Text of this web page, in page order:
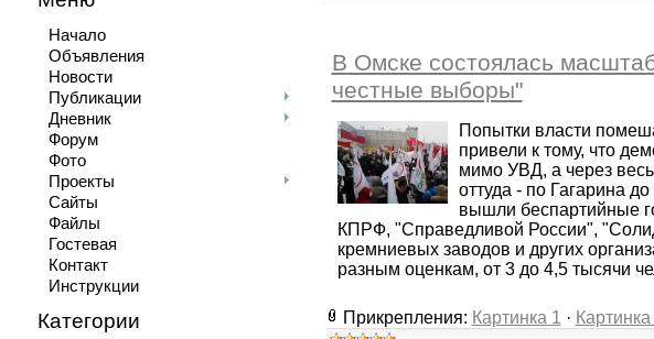
Начало
Объявления
Новости
Публикации
Дневник
Форум
Фото
Проекты
Сайты
Файлы
Гостевая
Контакт
Инструкции
Категории
В Омске состоялась
честные выборы"
Попытки власти
привели к тому, что
мимо УВД, а через
оттуда - по Гагарина
вышли беспартийные
КПРФ, "Справедливой России",
кремниевых заводов и других
разным оценкам, от 3 до 4,5 тысячи
Прикрепления: Картинка 1 · Картинка